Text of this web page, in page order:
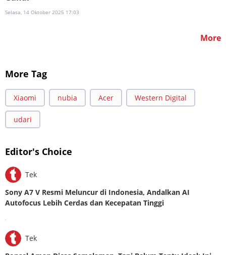
Selasa, 14 Oktober 2025 17:03
More
More Tag
Xiaomi nubia Acer Western Digital
udari
Editor's Choice
Tek
Sony A7 V Resmi Meluncur di Indonesia, Andalkan AI
Autofocus Lebih Cerdas dan Kecepatan Tinggi
Tek